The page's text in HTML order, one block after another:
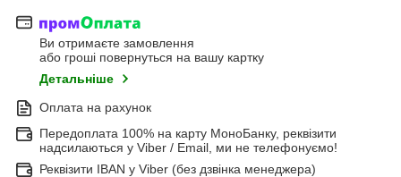
Ви отримаєте замовлення
або гроші повернуться на вашу картку
Детальніше
Оплата на рахунок
Передоплата 100% на карту МоноБанку, реквізити
надсилаються у Viber / Email, ми не телефонуємо!
Реквізити IBAN у Viber (без дзвінка менеджера)